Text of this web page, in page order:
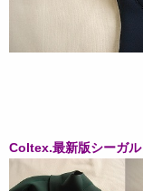
Coltex.最新版シーガル